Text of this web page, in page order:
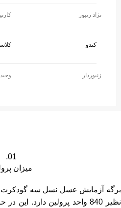
نژاد زنبور
کندو کلاسیک
زنبوردار
01.
میزان
برگه آزمایش عسل نسل سه
نظیر 840 واحد پرولین دارد.